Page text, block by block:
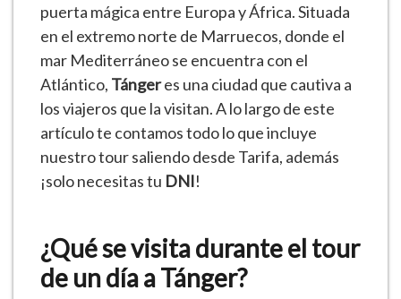
puerta mágica entre Europa y África. Situada
en el extremo norte de Marruecos, donde el
mar Mediterráneo se encuentra con el
Atlántico, Tángeres una ciudad que cautiva a
los viajeros que la visitan. A lo largo de este
artículo te contamos todo lo que incluye
nuestro toursaliendo desde Tarifa, además
¡solo necesitas tu DNI!
¿Qué se visita durante el tour
de un día a Tánger?